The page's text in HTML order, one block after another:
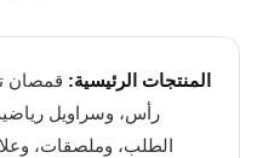
المنتجات الرئيسية: قمصان
رأس، وسراويل
الطلب، وملصقات،